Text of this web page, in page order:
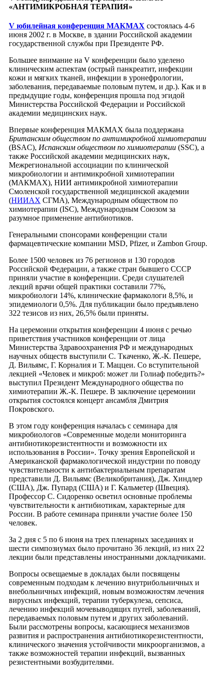
«АНТИМИКРОБНАЯ ТЕРАПИЯ»
V юбилейная конференция МАКМАХ состоялась 4-6
июня 2002 г. в Москве, в здании Российской академии
государственной службы при Президенте РФ.
Большее внимание на V конференции было уделено
клиническим аспектам (острый панкреатит, инфекции
кожи и мягких тканей, инфекции в уронефрологии,
заболевания, передаваемые половым путем, и др.). Как и в
предыдущие годы, конференция прошла под эгидой
Министерства Российской Федерации и Российской
академии медицинских наук.
Впервые конференция МАКМАХ была поддержана
Британским обществом по антимикробной химиотерапии
(BSAC), Испанским обществом по химиотерапии (SSC), а
также Российской академии медицинских наук,
Межрегиональной ассоциации по клинической
микробиологии и антимикробной химиотерапии
(МАКМАХ), НИИ антимикробной химиотерапии
Смоленской государственной медицинской академии
(НИИАХ СГМА), Международным обществом по
химиотерапии (ISC), Международным Союзом за
разумное применение антибиотиков.
Генеральными спонсорами конференции стали
фармацевтические компании MSD, Pfizer, и Zambon Group.
Более 1500 человек из 76 регионов и 130 городов
Российской Федерации, а также стран бывшего СССР
приняли участие в конференции. Среди слушателей
лекций врачи общей практики составили 77%,
микробиологи 14%, клинические фармакологи 8,5%, и
эпидемиологи 0,5%. Для публикации было предъявлено
322 тезисов из них, 26,5% были приняты.
На церемонии открытия конференции 4 июня с речью
приветствия участников конференции от лица
Министерства Здравоохранения РФ и международных
научных обществ выступили С. Ткаченко, Ж.-К. Пешере,
Д. Вильямс, Г. Корналия и Т. Маццеи. Со вступительной
лекцией «Человек и микроб: может ли Голиаф победить?»
выступил Президент Международного общества по
химиотерапии Ж.-К. Пешере. В заключение церемонии
открытия состоялся концерт ансамбля Дмитрия
Покровского.
В этом году конференция началась с семинара для
микробиологов «Современные модели мониторинга
антибиотикорезистентности и возможности их
использования в России». Точку зрения Европейской и
Американской фармакологической индустрии по поводу
чувствительности к антибактериальным препаратам
представили Д. Вильямс (Великобритания), Дж. Хиндлер
(США), Дж. Пупард (США) и Г. Кальметер (Швеция).
Профессор С. Сидоренко осветил основные проблемы
чувствительности к антибиотикам, характерные для
России. В работе семинара приняли участие более 150
человек.
За 2 дня с 5 по 6 июня на трех пленарных заседаниях и
шести симпозиумах было прочитано 36 лекций, из них 22
лекции были представлены иностранными докладчиками.
Вопросы освещаемые в докладах были посвящены
современным подходам к лечению внутрибольничных и
внебольничных инфекций, новым возможностям лечения
вирусных инфекций, терапии туберкулеза, сепсиса,
лечению инфекций мочевыводящих путей, заболеваний,
передаваемых половым путем и других заболеваний.
Были рассмотрены вопросы, касающиеся механизмов
развития и распространения антибиотикорезистентности,
клинического значения устойчивости микроорганизмов, а
также возможностей терапии инфекций, вызванных
резистентными возбудителями.